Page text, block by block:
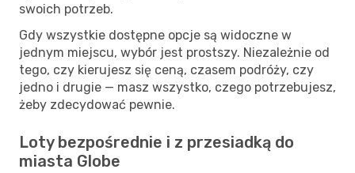
swoich potrzeb.
Gdy wszystkie dostępne opcje są widoczne w
jednym miejscu, wybór jest prostszy. Niezależnie od
tego, czy kierujesz się ceną, czasem podróży, czy
jedno i drugie — masz wszystko, czego potrzebujesz,
żeby zdecydować pewnie.
Loty bezpośrednie i z przesiadką do
miasta Globe